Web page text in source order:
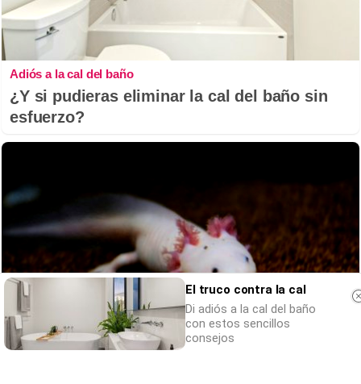
Adiós a la cal del baño
¿Y si pudieras eliminar la cal del baño sin
esfuerzo?
El truco contra la cal
Di adiós a la cal del baño
con estos sencillos
consejos